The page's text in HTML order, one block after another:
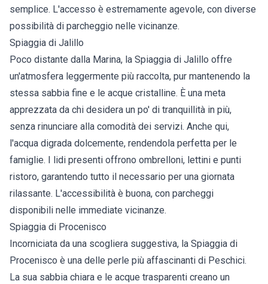
semplice. L'accesso è estremamente agevole, con diverse
possibilità di parcheggio nelle vicinanze.
Spiaggia di Jalillo
Poco distante dalla Marina, la Spiaggia di Jalillo offre
un'atmosfera leggermente più raccolta, pur mantenendo la
stessa sabbia fine e le acque cristalline. È una meta
apprezzata da chi desidera un po' di tranquillità in più,
senza rinunciare alla comodità dei servizi. Anche qui,
l'acqua digrada dolcemente, rendendola perfetta per le
famiglie. I lidi presenti offrono ombrelloni, lettini e punti
ristoro, garantendo tutto il necessario per una giornata
rilassante. L'accessibilità è buona, con parcheggi
disponibili nelle immediate vicinanze.
Spiaggia di Procenisco
Incorniciata da una scogliera suggestiva, la Spiaggia di
Procenisco è una delle perle più affascinanti di Peschici.
La sua sabbia chiara e le acque trasparenti creano un